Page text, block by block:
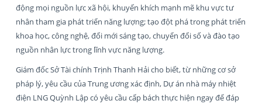
động mọi nguồn lực xã hội, khuyến khích mạnh mẽ khu vực tư
nhân tham gia phát triển năng lượng; tạo đột phá trong phát triển
khoa học, công nghệ, đổi mới sáng tạo, chuyển đổi số và đào tạo
nguồn nhân lực trong lĩnh vực năng lượng.
Giám đốc Sở Tài chính Trịnh Thanh Hải cho biết, từ những cơ sở
pháp lý, yêu cầu của Trung ương xác định, Dự án nhà máy nhiệt
điện LNG Quỳnh Lập có yêu cầu cấp bách thực hiện ngay để đáp